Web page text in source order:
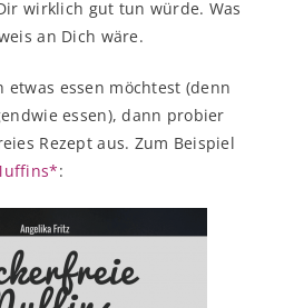
wirklich gut tun würde. Was
an Dich wäre.
etwas essen möchtest (denn
essen), dann probier
Rezept aus. Zum Beispiel
: